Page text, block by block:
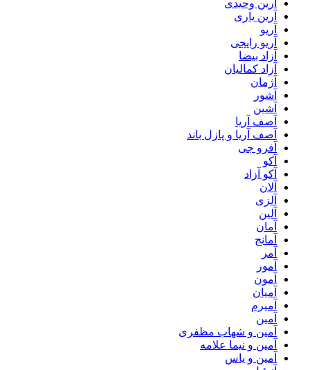
آرین وحیدی
آرین یاری
آریو
آریو رایجی
آزاد بیضا
آزاد کمالیان
آژمان
آشور
آشین
آصف آریا
آصف آریا و پازل باند
آفرو جی
آکو
آکو آزاد
آلان
آلزی
آلین
آمان
آمانج
آمر
آمور
آمون
آمیان
آمیرم
آمین
آمین و شهاب مظفری
آمین و نیما علامه
آمین و یاس